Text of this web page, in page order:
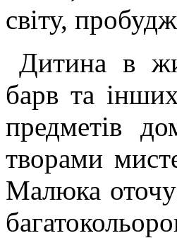
світу,
Дитина в
барв та
предметів
творами
Малюка